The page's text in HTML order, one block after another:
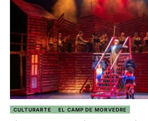
CULTURARTE EL CAMP DE MORVEDRE